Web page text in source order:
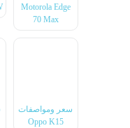
Motorola Edge
70 Max
سعر ومواصفات
Oppo K15